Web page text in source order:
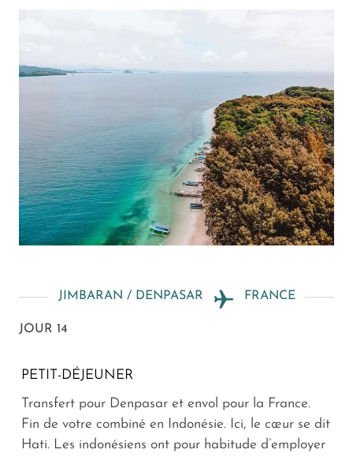
JIMBARAN / DENPASAR FRANCE
JOUR 14
PETIT-DÉJEUNER
Transfert pour Denpasar et envol pour la France.
Fin de votre combiné en Indonésie. Ici, le cœur se dit
Hati. Les indonésiens ont pour habitude d’employer